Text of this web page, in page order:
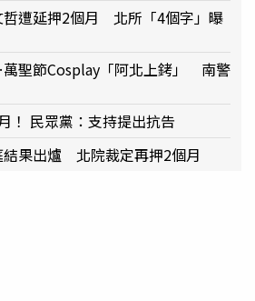
哲遭延押2個月 北所「4個字」曝
聖節Cosplay「阿北上銬」 南警
！ 民眾黨：支持提出抗告
結果出爐 北院裁定再押2個月